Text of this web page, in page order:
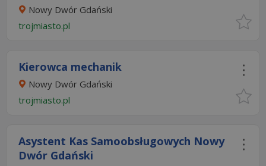
Nowy Dwór Gdański
trojmiasto.pl
Kierowca mechanik
Nowy Dwór Gdański
trojmiasto.pl
Asystent Kas Samoobsługowych Nowy
Dwór Gdański